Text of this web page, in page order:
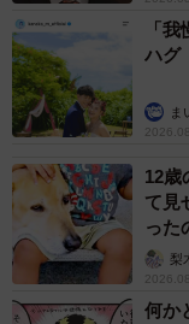
「
ハグ
ま
12歳
て見
った
「 梨
何か